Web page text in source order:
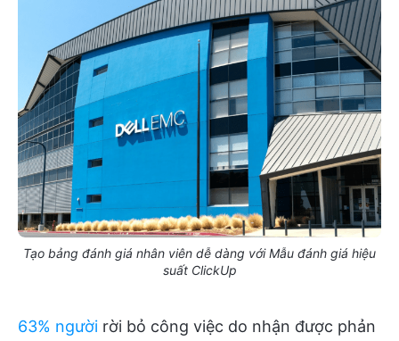
Tạo bảng đánh giá nhân viên dễ dàng với Mẫu đánh giá hiệu
suất ClickUp
63% người rời bỏ công việc do nhận được phản